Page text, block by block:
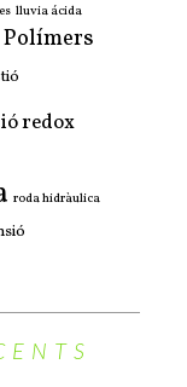
lluvia ácida
Polímers
redox
roda hidràulica